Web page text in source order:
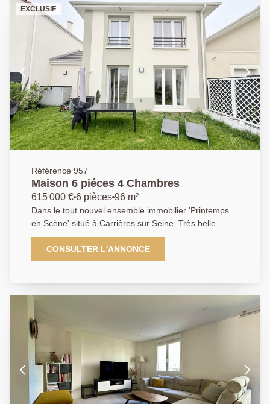
EXCLUSIF
Référence 957
Maison 6 piéces 4 Chambres
615 000 € 6 pièces 96 m²
Dans le tout nouvel ensemble immobilier 'Printemps
en Scène' situé à Carrières sur Seine, Très belle
opportunité d'acquisition pour cette maison neuve
'KAUFMAN & BROAD' d'environ 96 m2 habitables,
comprenant : - Au rez-de-chaussée : un espace
WC et un sas menant directement à un garage
palier dessert quatre chambres, une salle de bains et
un WC indépendant. Le tout, élevé sur une parcelle
de terrain de 211 m2, comprenant une autre place de
stationnement. Aucun travaux à prévoir bien entendu
informations sur les risques auxquels ce bien est
exposé sont disponibles sur le site Géorisques :
CONSULTER L'ANNONCE